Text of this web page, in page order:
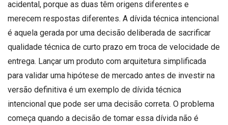
acidental, porque as duas têm origens diferentes e
merecem respostas diferentes. A dívida técnica intencional
é aquela gerada por uma decisão deliberada de sacrificar
qualidade técnica de curto prazo em troca de velocidade de
entrega. Lançar um produto com arquitetura simplificada
para validar uma hipótese de mercado antes de investir na
versão definitiva é um exemplo de dívida técnica
intencional que pode ser uma decisão correta. O problema
começa quando a decisão de tomar essa dívida não é